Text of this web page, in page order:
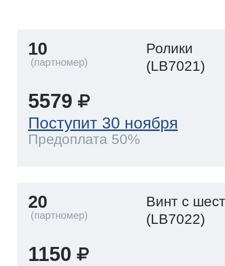
морозилок
холод.камер
10
Ролики
(LB7021)
5579
Поступит 30 ноября
Предоплата 50%
20
Винт с
(LB7022)
1150